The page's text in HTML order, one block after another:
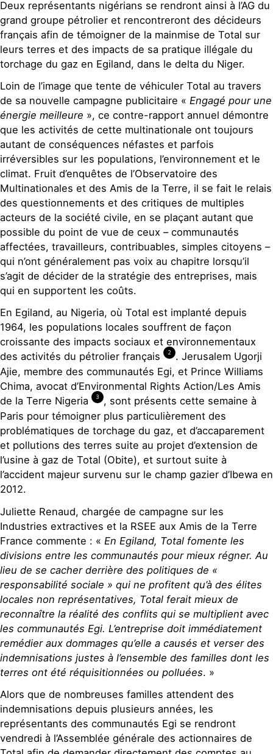
Deux représentants nigérians se rendront ainsi à l’AG du
grand groupe pétrolier et rencontreront des décideurs
français afin de témoigner de la mainmise de Total sur
leurs terres et des impacts de sa pratique illégale du
torchage du gaz en Egiland, dans le delta du Niger.
Loin de l’image que tente de véhiculer Total au travers
de sa nouvelle campagne publicitaire « Engagé pour une
énergie meilleure », ce contre-rapport annuel démontre
que les activités de cette multinationale ont toujours
autant de conséquences néfastes et parfois
irréversibles sur les populations, l’environnement et le
climat. Fruit d’enquêtes de l’Observatoire des
Multinationales et des Amis de la Terre, il se fait le relais
des questionnements et des critiques de multiples
acteurs de la société civile, en se plaçant autant que
possible du point de vue de ceux – communautés
affectées, travailleurs, contribuables, simples citoyens –
qui n’ont généralement pas voix au chapitre lorsqu’il
s’agit de décider de la stratégie des entreprises, mais
qui en supportent les coûts.
En Egiland, au Nigeria, où Total est implanté depuis
1964, les populations locales souffrent de façon
croissante des impacts sociaux et environnementaux
des activités du pétrolier français
2
. Jerusalem Ugorji
Ajie, membre des communautés Egi, et Prince Williams
Chima, avocat d’Environmental Rights Action/Les Amis
de la Terre Nigeria
3
, sont présents cette semaine à
Paris pour témoigner plus particulièrement des
problématiques de torchage du gaz, et d’accaparement
et pollutions des terres suite au projet d’extension de
l’usine à gaz de Total (Obite), et surtout suite à
l’accident majeur survenu sur le champ gazier d’Ibewa en
2012.
Juliette Renaud, chargée de campagne sur les
Industries extractives et la RSEE aux Amis de la Terre
France commente : « En Egiland, Total fomente les
divisions entre les communautés pour mieux régner. Au
lieu de se cacher derrière des politiques de «
responsabilité sociale » qui ne profitent qu’à des élites
locales non représentatives, Total ferait mieux de
reconnaître la réalité des conflits qui se multiplient avec
les communautés Egi. L’entreprise doit immédiatement
remédier aux dommages qu’elle a causés et verser des
indemnisations justes à l’ensemble des familles dont les
terres ont été réquisitionnées ou polluées. »
Alors que de nombreuses familles attendent des
indemnisations depuis plusieurs années, les
représentants des communautés Egi se rendront
vendredi à l’Assemblée générale des actionnaires de